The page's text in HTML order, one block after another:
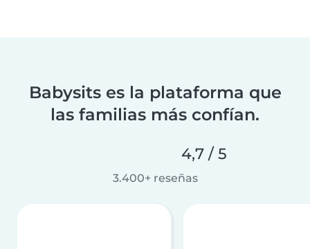
Babysits es la plataforma que
las familias más confían.
4,7 / 5
3.400+ reseñas